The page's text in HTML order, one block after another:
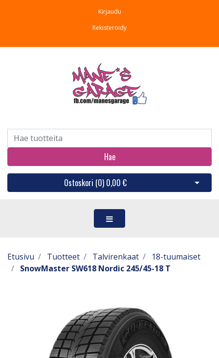
Kirjaudu
Rekisteröidy
Hae
Ostoskori (0) 0,00 € Avaa
Etusivu Tuotteet Talvirenkaat
18-tuumaiset
SnowMaster SW618 Nordic 245/45-18 T